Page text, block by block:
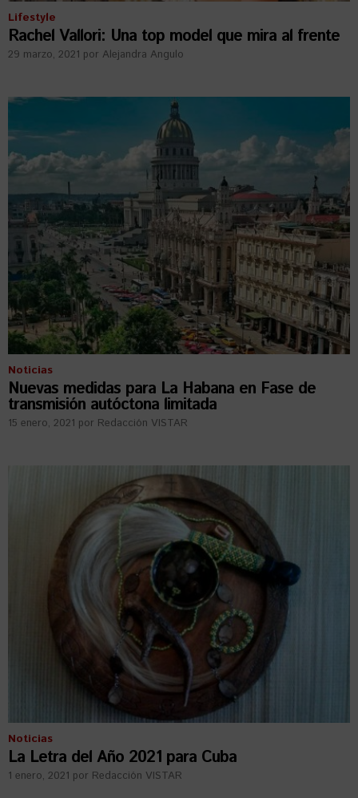
Lifestyle
Rachel Vallori: Una top model que mira al frente
29 marzo, 2021 por Alejandra Angulo
Noticias
Nuevas medidas para La Habana en Fase de
transmisión autóctona limitada
15 enero, 2021 por Redacción VISTAR
Noticias
La Letra del Año 2021 para Cuba
1 enero, 2021 por Redacción VISTAR